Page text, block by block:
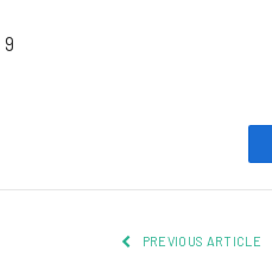
9
PREVIOUS ARTICLE